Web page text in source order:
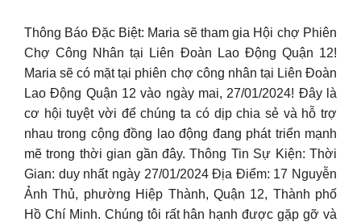
Thông Báo Đặc Biệt: Maria sẽ tham gia Hội chợ Phiên
Chợ Công Nhân tại Liên Đoàn Lao Động Quận 12!
Maria sẽ có mặt tại phiên chợ công nhân tại Liên Đoàn
Lao Động Quận 12 vào ngày mai, 27/01/2024! Đây là
cơ hội tuyệt vời để chúng ta có dịp chia sẻ và hỗ trợ
nhau trong cộng đồng lao động đang phát triển mạnh
mẽ trong thời gian gần đây. Thông Tin Sự Kiện: Thời
Gian: duy nhất ngày 27/01/2024 Địa Điểm: 17 Nguyễn
Ảnh Thủ, phường Hiệp Thành, Quận 12, Thành phố
Hồ Chí Minh. Chúng tôi rất hân hạnh được gặp gỡ và